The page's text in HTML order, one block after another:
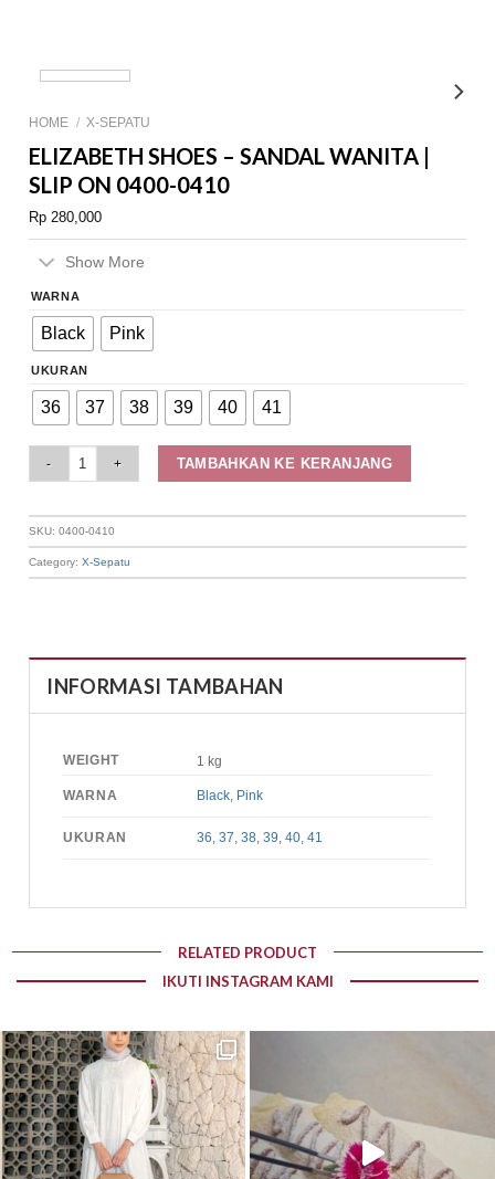
HOME / X-SEPATU
ELIZABETH SHOES – SANDAL WANITA |
SLIP ON 0400-0410
Rp 280,000
Show More
WARNA
Black Pink
UKURAN
36 37 38 39 40 41
TAMBAHKAN KE KERANJANG
SKU:0400-0410
Category:X-Sepatu
INFORMASI TAMBAHAN
WEIGHT 1 kg
WARNA Black Pink
UKURAN 36 ,37 ,38 ,39 ,40 ,41
RELATED PRODUCT
IKUTI INSTAGRAM KAMI